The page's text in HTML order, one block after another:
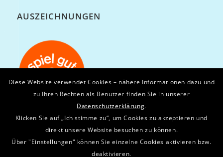
AUSZEICHNUNGEN
Diese Website verwendet Cookies – nähere Informationen dazu und
zu Ihren Rechten als Benutzer finden Sie in unserer
Datenschutzerklärung.
Klicken Sie auf „Ich stimme zu“, um Cookies zu akzeptieren und
direkt unsere Website besuchen zu können.
Über "Einstellungen" können Sie einzelne Cookies aktivieren bzw.
deaktivieren.